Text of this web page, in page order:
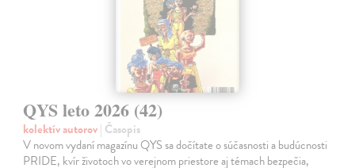
QYS leto 2026 (42)
kolektív autorov| Časopis
V novom vydaní magazínu QYS sa dočítate o súčasnosti a budúcnosti
PRIDE, kvír životoch vo verejnom priestore aj témach bezpečia,